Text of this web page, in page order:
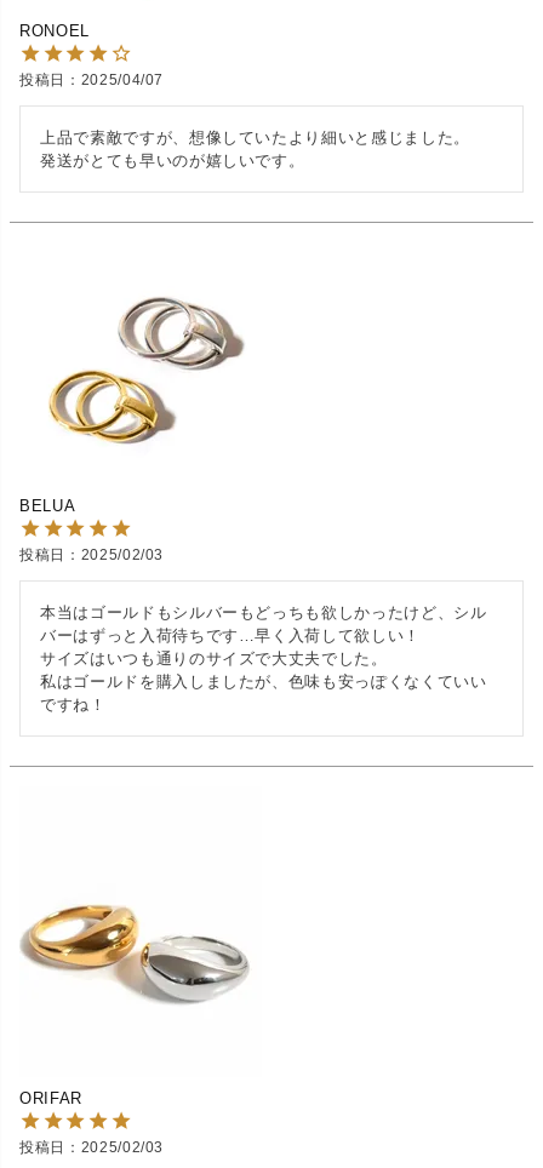
RONOEL
投稿日 2025/04/07
上品で素敵ですが、想像していたより細いと感じました。
発送がとても早いのが嬉しいです。
BELUA
投稿日 2025/02/03
本当はゴールドもシルバーもどっちも欲しかったけど、シル
バーはずっと入荷待ちです…早く入荷して欲しい！
サイズはいつも通りのサイズで大丈夫でした。
私はゴールドを購入しましたが、色味も安っぽくなくていい
ですね！
ORIFAR
投稿日 2025/02/03